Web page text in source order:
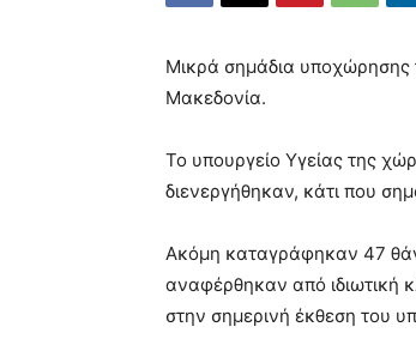
Μικρά σημάδια υποχώρησης
Μακεδονία.
Το υπουργείο Υγείας της
διενεργήθηκαν, κάτι που
Ακόμη καταγράφηκαν 47
αναφέρθηκαν από ιδιωτική
στην σημερινή έκθεση του